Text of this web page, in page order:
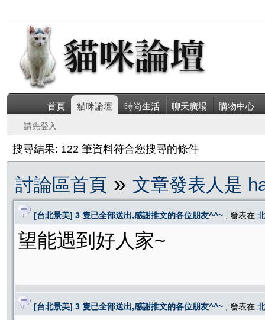
首頁 貓咪論壇 時尚生活 聊天廣場 購物中心
請先登入
搜尋結果: 122 筆資料符合您搜尋的條件
討論區首頁 » 文章發表人是
[台北景美] 3 隻已全部送出,感謝推文的各位朋友^^~ , 發表在
望能遇到好人家~
[台北景美] 3 隻已全部送出,感謝推文的各位朋友^^~ , 發表在